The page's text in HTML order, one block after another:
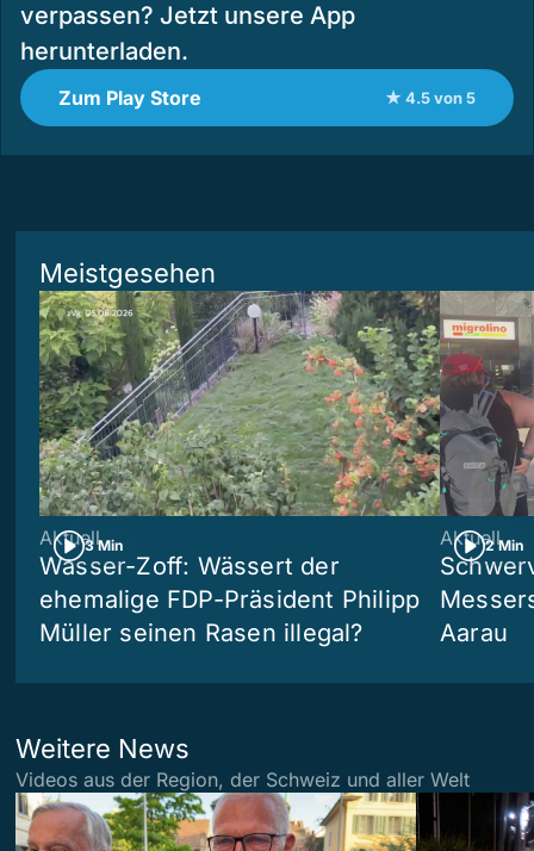
verpassen? Jetzt unsere App
herunterladen.
Zum Play Store ★ 4.5 von 5
Meistgesehen
3 Min
Aktuell
Wasser-Zoff: Wässert der
ehemalige FDP-Präsident Philipp
Müller seinen Rasen illegal?
2 Min
Aktuell
Aarau
Weitere News
Videos aus der Region, der Schweiz und aller Welt